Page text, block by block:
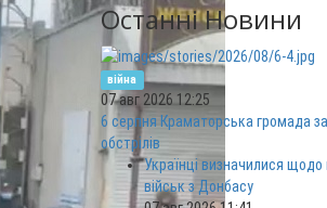
Останні Новини
війна
07 авг 2026 12:25
6 серпня Краматорська громада
обстрілів
Українці визначилися щодо
військ з Донбасу